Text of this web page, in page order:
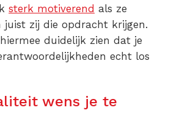
sterk motiverend als ze
juist zij die opdracht krijgen.
duidelijk zien dat je
echt los
wens je te